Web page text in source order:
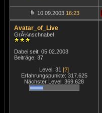
10.09.2003 16:23
Avatar_of_Live
GrÃ¼nschnabel
Dabei seit: 05.02.2003
Beiträge: 37
Level: 31 [?]
Erfahrungspunkte: 317.625
Nächster Level: 369.628